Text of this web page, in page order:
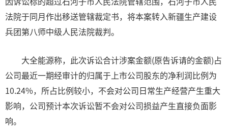
法院于同月作出移送管辖裁定书，将本案转入新疆生产建设
兵团第八师中级人民法院裁判。
大全能源称，此次诉讼合计涉案金额(原告诉请的金额)占
公司最近一期经审计的归属于上市公司股东的净利润比例为
10.24%，所占比例较小，不会对公司日常生产经营产生重大
影响，公司预计本次诉讼暂不会对公司损益产生直接负面影
响。